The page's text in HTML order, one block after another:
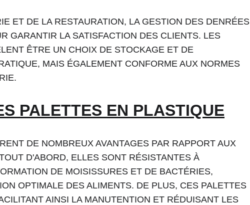
ET DE LA RESTAURATION, LA GESTION DES DENRÉES
GARANTIR LA SATISFACTION DES CLIENTS. LES
ÊTRE UN CHOIX DE STOCKAGE ET DE
MAIS ÉGALEMENT CONFORME AUX NORMES
PALETTES EN PLASTIQUE
DE NOMBREUX AVANTAGES PAR RAPPORT AUX
D'ABORD, ELLES SONT RÉSISTANTES À
DE MOISISSURES ET DE BACTÉRIES,
OPTIMALE DES ALIMENTS. DE PLUS, CES PALETTES
AINSI LA MANUTENTION ET RÉDUISANT LES